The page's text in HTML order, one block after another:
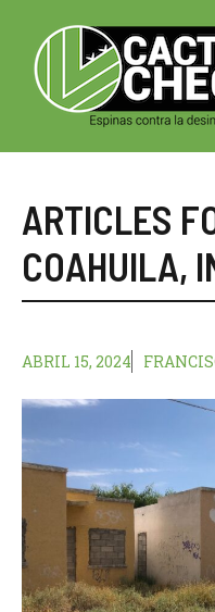
contenido
ARTICLES
COAHUILA,
ABRIL 15, 2024